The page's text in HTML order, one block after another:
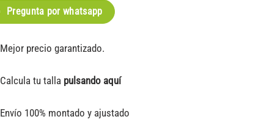
Pregunta por whatsapp
Mejor precio garantizado.
Calcula tu talla pulsando aquí
Envío 100% montado y ajustado